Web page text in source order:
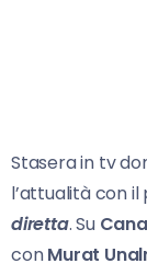
Stasera in tv
l’attualità con
diretta. Su
conMurat